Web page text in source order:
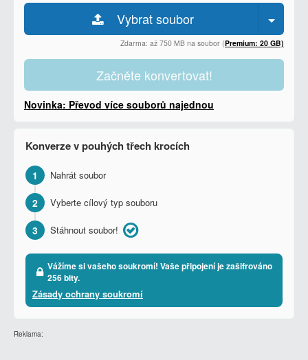
Vybrat soubor
Zdarma: až 750 MB na soubor (Premium: 20 GB)
Začněte konvertovat!
Novinka: Převod více souborů najednou
Konverze v pouhých třech krocích
1 Nahrát soubor
2 Vyberte cílový typ souboru
3 Stáhnout soubor!
Vážíme si vašeho soukromí! Vaše připojení je zašifrováno
256 bity.
Zásady ochrany soukromí
Reklama: